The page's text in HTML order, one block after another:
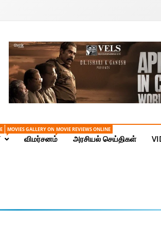
News |
MOVIES GALLERY ONLINE
விமர்சனம்
MOVIE REVIEWS ONLINE
அரசியல் செய்திகள்